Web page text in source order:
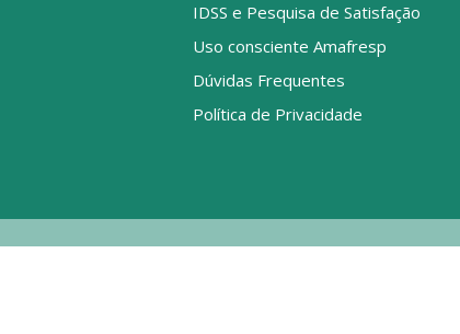
IDSS e Pesquisa de Satisfação
Uso consciente Amafresp
Dúvidas Frequentes
Política de Privacidade